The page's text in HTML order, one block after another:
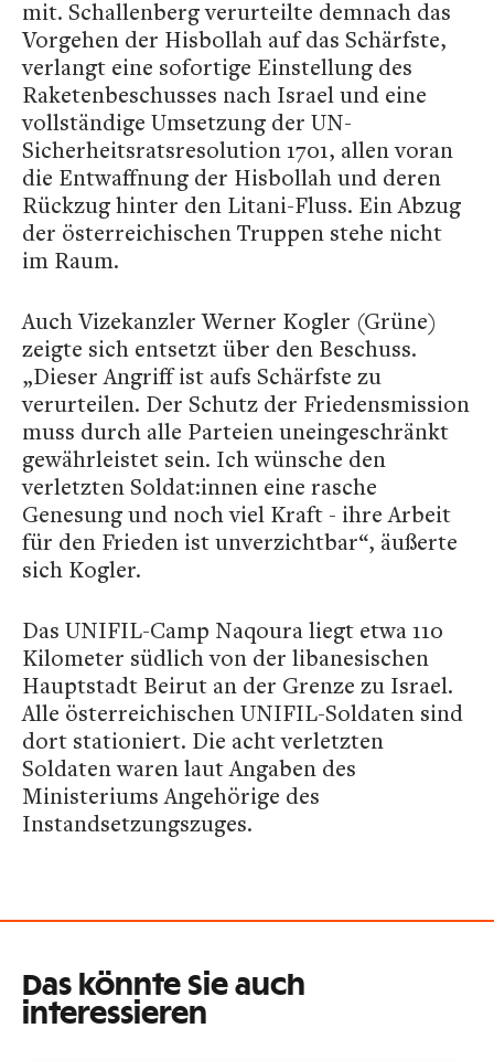
mit. Schallenberg verurteilte demnach das
Vorgehen der Hisbollah auf das Schärfste,
verlangt eine sofortige Einstellung des
Raketenbeschusses nach Israel und eine
vollständige Umsetzung der UN-
Sicherheitsratsresolution 1701, allen voran
die Entwaffnung der Hisbollah und deren
Rückzug hinter den Litani-Fluss. Ein Abzug
der österreichischen Truppen stehe nicht
im Raum.
Auch Vizekanzler Werner Kogler (Grüne)
zeigte sich entsetzt über den Beschuss.
„Dieser Angriff ist aufs Schärfste zu
verurteilen. Der Schutz der Friedensmission
muss durch alle Parteien uneingeschränkt
gewährleistet sein. Ich wünsche den
verletzten Soldat:innen eine rasche
Genesung und noch viel Kraft - ihre Arbeit
für den Frieden ist unverzichtbar“, äußerte
sich Kogler.
Das UNIFIL-Camp Naqoura liegt etwa 110
Kilometer südlich von der libanesischen
Hauptstadt Beirut an der Grenze zu Israel.
Alle österreichischen UNIFIL-Soldaten sind
dort stationiert. Die acht verletzten
Soldaten waren laut Angaben des
Ministeriums Angehörige des
Instandsetzungszuges.
Das könnte Sie auch
interessieren